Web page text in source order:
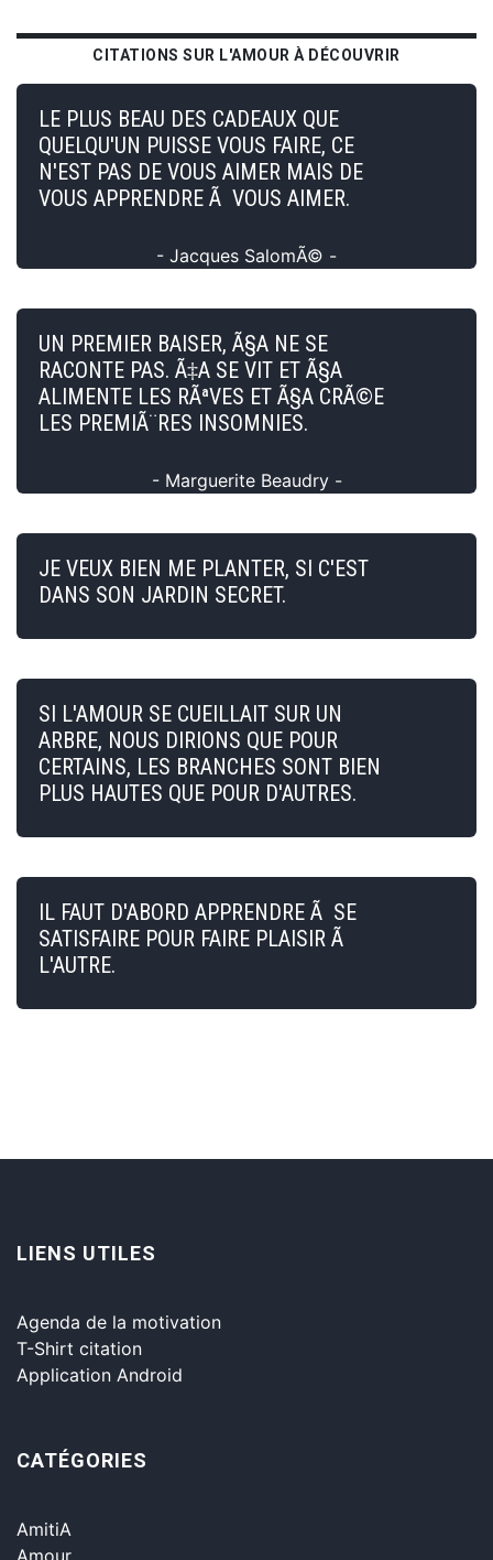
CITATIONS SUR L'AMOUR À DÉCOUVRIR
LE PLUS BEAU DES CADEAUX QUE
QUELQU'UN PUISSE VOUS FAIRE, CE
N'EST PAS DE VOUS AIMER MAIS DE
VOUS APPRENDRE Ã VOUS AIMER.
- Jacques SalomÃ© -
UN PREMIER BAISER, Ã§A NE SE
RACONTE PAS. Ã‡A SE VIT ET Ã§A
ALIMENTE LES RÃªVES ET Ã§A CRÃ©E
LES PREMIÃ¨RES INSOMNIES.
- Marguerite Beaudry -
JE VEUX BIEN ME PLANTER, SI C'EST
DANS SON JARDIN SECRET.
SI L'AMOUR SE CUEILLAIT SUR UN
ARBRE, NOUS DIRIONS QUE POUR
CERTAINS, LES BRANCHES SONT BIEN
PLUS HAUTES QUE POUR D'AUTRES.
IL FAUT D'ABORD APPRENDRE Ã SE
SATISFAIRE POUR FAIRE PLAISIR Ã
L'AUTRE.
LIENS UTILES
Agenda de la motivation
T-Shirt citation
Application Android
CATÉGORIES
AmitiA
Amour